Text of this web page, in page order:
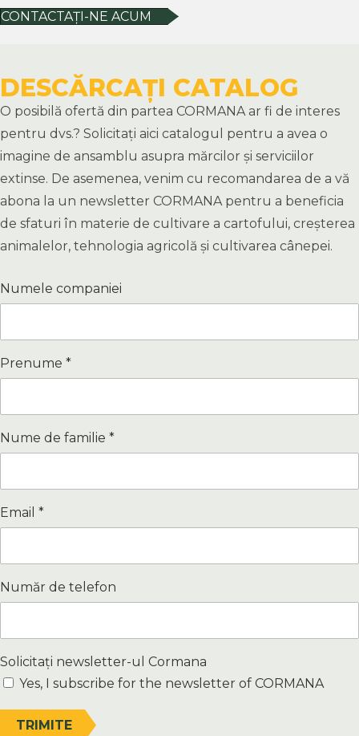
CONTACTAȚI-NE ACUM
DESCĂRCAȚI CATALOG
O posibilă ofertă din partea CORMANA ar fi de interes
pentru dvs.? Solicitați aici catalogul pentru a avea o
imagine de ansamblu asupra mărcilor și serviciilor
extinse. De asemenea, venim cu recomandarea de a vă
abona la un newsletter CORMANA pentru a beneficia
de sfaturi în materie de cultivare a cartofului, creșterea
animalelor, tehnologia agricolă și cultivarea cânepei.